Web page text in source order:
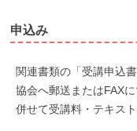
申込み
関連書類の「受講申込
協会へ郵送またはFAXに
併せて受講料・テキス